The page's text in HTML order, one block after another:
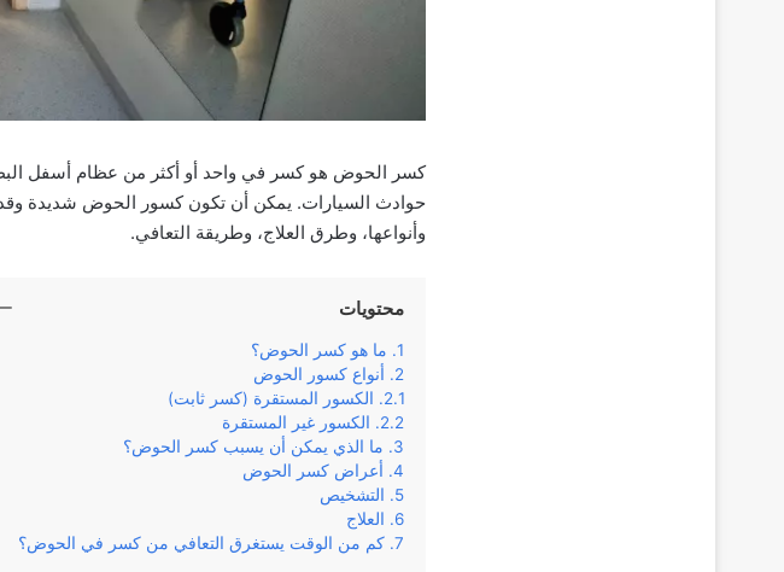
كسر الحوض هو كسر في واحد أو أكثر من عظام أسفل
حوادث السيارات. يمكن أن تكون كسور الحوض شديدة
وأنواعها، وطرق العلاج، وطريقة التعافي.
محتويات
ما هو كسر الحوض؟
أنواع كسور الحوض
الكسور المستقرة (كسر ثابت)
الكسور غير المستقرة
ما الذي يمكن أن يسبب كسر الحوض؟
أعراض كسر الحوض
التشخيص
العلاج
كم من الوقت يستغرق التعافي من كسر في الحوض؟